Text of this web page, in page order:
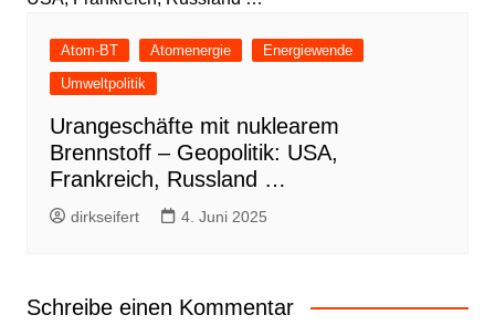
Atom-BT Atomenergie
Energiewende
Umweltpolitik
Urangeschäfte mit nuklearem
Brennstoff – Geopolitik: USA,
Frankreich, Russland …
dirkseifert 4. Juni 2025
Schreibe einen Kommentar